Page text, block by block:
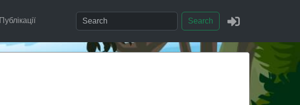
Публікації Search